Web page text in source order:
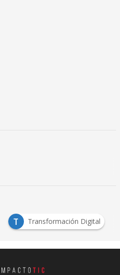
T Transformación Digital